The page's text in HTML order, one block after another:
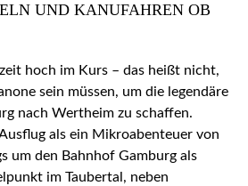
UND KANUFAHREN OB
hoch im Kurs – das heißt nicht,
sein müssen, um die legendäre
nach Wertheim zu schaffen.
als ein Mikroabenteuer von
um den Bahnhof Gamburg als
im Taubertal, neben